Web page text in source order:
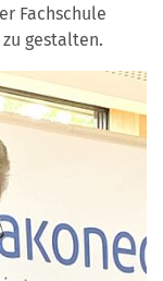
Fachschule
gestalten.